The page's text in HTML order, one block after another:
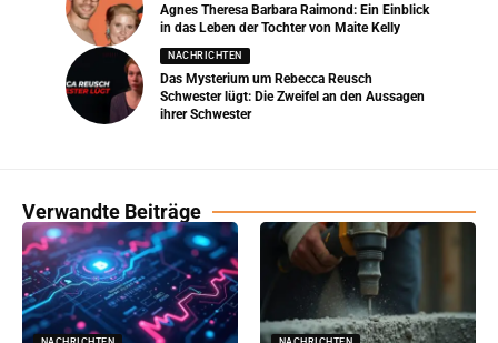
Agnes Theresa Barbara Raimond: Ein Einblick
in das Leben der Tochter von Maite Kelly
NACHRICHTEN
Das Mysterium um Rebecca Reusch
Schwester lügt: Die Zweifel an den Aussagen
ihrer Schwester
Verwandte Beiträge